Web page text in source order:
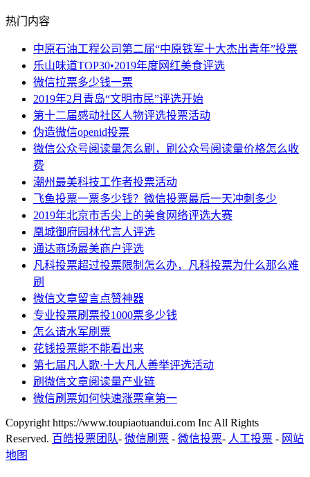
热门内容
中原石油工程公司第二届“中原铁军十大杰出青年”投票
乐山味道TOP30•2019年度网红美食评选
微信拉票多少钱一票
2019年2月青岛“文明市民”评选开始
第十二届感动社区人物评选投票活动
伪造微信openid投票
微信公众号阅读量怎么刷，刷公众号阅读量价格怎么收
费
潮州最美科技工作者投票活动
飞鱼投票一票多少钱？微信投票最后一天冲刺多少
2019年北京市舌尖上的美食网络评选大赛
凰城御府园林代言人评选
通达商场最美商户评选
凡科投票超过投票限制怎么办，凡科投票为什么那么难
刷
微信文章留言点赞神器
专业投票刷票投1000票多少钱
怎么请水军刷票
花钱投票能不能看出来
第七届凡人歌·十大凡人善举评选活动
刷微信文章阅读量产业链
微信刷票如何快速涨票拿第一
Copyright https://www.toupiaotuandui.com Inc All Rights
Reserved. 百皓投票团队- 微信刷票 - 微信投票- 人工投票 - 网站
地图